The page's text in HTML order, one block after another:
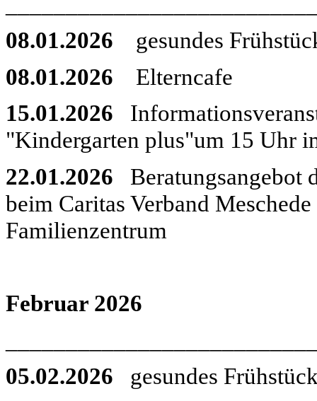
08.01.2026 gesundes
08.01.2026 Elterncafe
15.01.2026
"Kindergarten plus"um 15 Uhr
22.01.2026
Beratungsangebot
beim Caritas Verband
Familienzentrum
Februar 2026
05.02.2026 gesundes